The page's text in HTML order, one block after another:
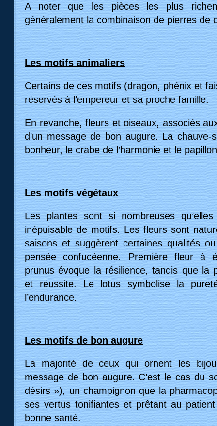
A noter que les pièces les plus
généralement la combinaison de pierres de
Les motifs animaliers
Certains de ces motifs (dragon, phénix et
réservés à l’empereur et sa proche famille.
En revanche, fleurs et oiseaux, associés
d’un message de bon augure. La chauve-
bonheur, le crabe de l’harmonie et le
Les motifs végétaux
Les plantes sont si nombreuses
inépuisable de motifs. Les fleurs sont
saisons et suggèrent certaines qualités
pensée confucéenne. Première fleur à
prunus évoque la résilience, tandis que la
et réussite. Le lotus symbolise la
l’endurance.
Les motifs de bon augure
La majorité de ceux qui ornent les
message de bon augure. C’est le cas du
désirs »), un champignon que la
ses vertus tonifiantes et prêtant au
bonne santé.